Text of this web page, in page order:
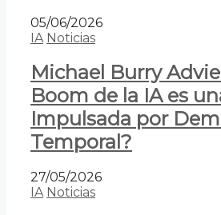
05/06/2026
IA Noticias
Michael Burry
Boom de la IA es
Impulsada por
Temporal?
27/05/2026
IA Noticias